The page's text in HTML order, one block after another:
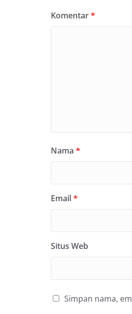
Komentar*
Nama *
Email*
Situs Web
Simpan nama,